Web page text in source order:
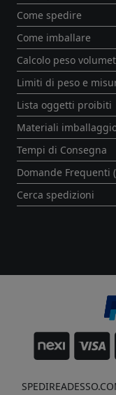
Come spedire
Come imballare
Calcolo peso
Limiti di peso e
Lista oggetti proibiti
Materiali
Tempi di Consegna
Domande Frequenti
Cerca spedizioni